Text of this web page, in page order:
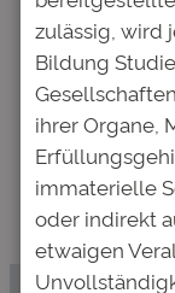
Porträt
Gerlach,
Bildung
zulässig, wird
Bildung
ihrer Organe,
immaterielle
oder indirekt
etwaigen